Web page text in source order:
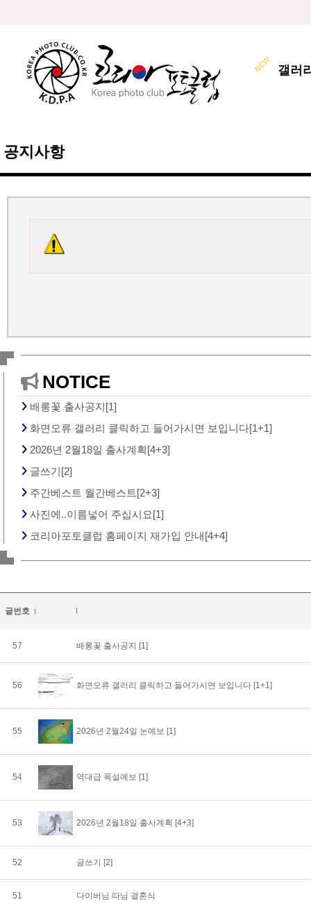
갤러
공지사항
NOTICE
배롱꽃 출사공지[1]
화면오류 갤러리 클릭하고 들어가시면 보입니다[1+1]
2026년 2월18일 출사계획[4+3]
글쓰기[2]
주간베스트 월간베스트[2+3]
사진에..이름넣어 주십시요[1]
코리아포토클럽 홈페이지 재가입 안내[4+4]
글번호
57 배롱꽃 출사공지 [1]
56 화면오류 갤러리 클릭하고 들어가시면 보입니다 [1+1]
55 2026년 2월24일 눈예보 [1]
54 역대급 폭설예보 [1]
53 2026년 2월18일 출사계획 [4+3]
52 글쓰기 [2]
51 다이버님 따님 결혼식